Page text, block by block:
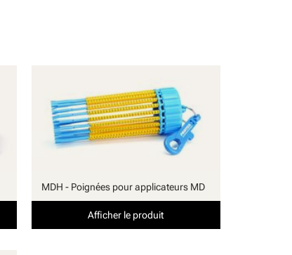
MDH - Poignées pour applicateurs MD
Afficher le produit